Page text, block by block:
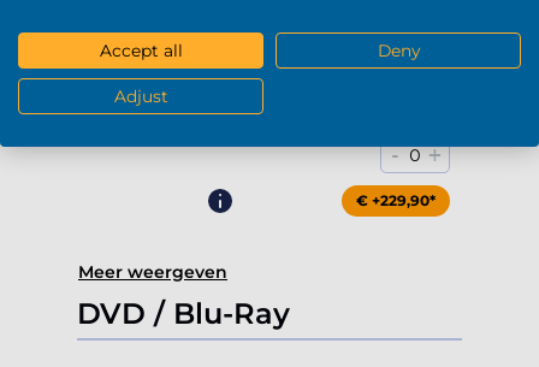
4000Gb HDD 7200rpm (3.5'')
- 0 +
€ +229,90*
Meer weergeven
DVD / Blu-Ray
Accept all Deny
Adjust